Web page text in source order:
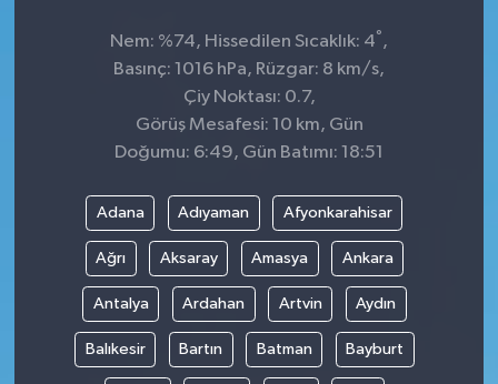
Nem: %74, Hissedilen Sıcaklık: 4° ,
Basınç: 1016 hPa, Rüzgar: 8 km/s,
Çiy Noktası: 0.7,
Görüş Mesafesi: 10 km, Gün
Doğumu: 6:49, Gün Batımı: 18:51
Adana Adıyaman Afyonkarahisar
Ağrı Aksaray Amasya Ankara
Antalya Ardahan Artvin Aydın
Balıkesir Bartın Batman Bayburt